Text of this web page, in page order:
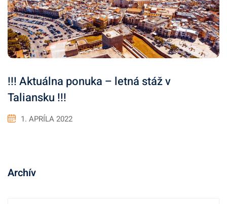
!!! Aktuálna ponuka – letná stáž v
Taliansku !!!
1. APRÍLA 2022
Archív